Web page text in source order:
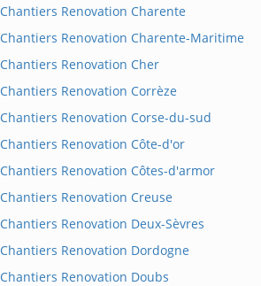
Chantiers Renovation Charente
Chantiers Renovation Charente-Maritime
Chantiers Renovation Cher
Chantiers Renovation Corrèze
Chantiers Renovation Corse-du-sud
Chantiers Renovation Côte-d'or
Chantiers Renovation Côtes-d'armor
Chantiers Renovation Creuse
Chantiers Renovation Deux-Sèvres
Chantiers Renovation Dordogne
Chantiers Renovation Doubs